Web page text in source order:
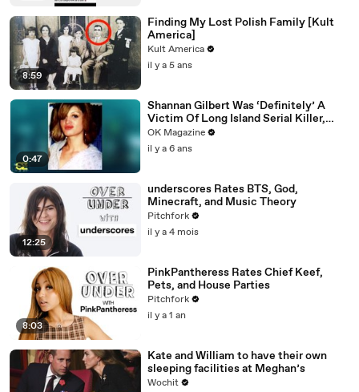
8:59
Finding My Lost Polish Family [Kult
America]
Kult America
il y a 5 ans
0:47
Shannan Gilbert Was ‘Definitely’ A
Victim Of Long Island Serial Killer,
Says Her Sister: Watch
OK Magazine
il y a 6 ans
12:25
underscores Rates BTS, God,
Minecraft, and Music Theory
Pitchfork
il y a 4 mois
8:03
PinkPantheress Rates Chief Keef,
Pets, and House Parties
Pitchfork
il y a 1 an
Kate and William to have their own
sleeping facilities at Meghan’s
Wochit